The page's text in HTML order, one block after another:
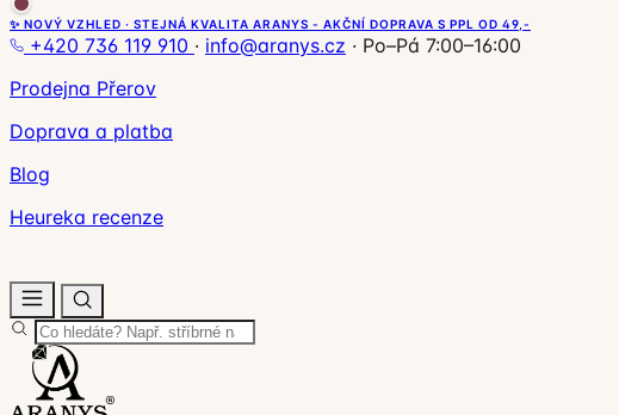
✨ NOVÝ VZHLED · STEJNÁ KVALITA ARANYS - AKČNÍ DOPRAVA S PPL OD 49,-
+420 736 119 910 · info@aranys.cz · Po–Pá 7:00–16:00
Prodejna Přerov
Doprava a platba
Blog
Heureka recenze